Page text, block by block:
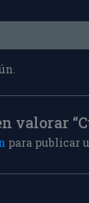
valorar
para publicar